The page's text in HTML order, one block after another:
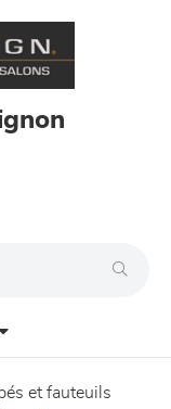
et fauteuils